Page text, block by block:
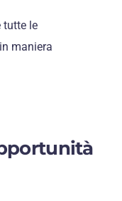
tutte le
maniera